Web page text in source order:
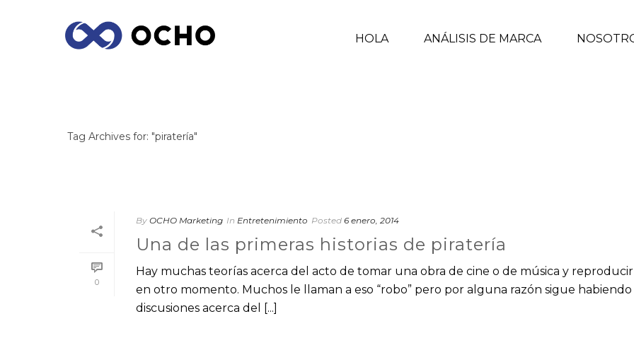
HOLA ANÁLISIS DE MARCA
Tag Archives for: "piratería"
0
By OCHO Marketing In Entretenimiento Posted 6 enero, 2014
Una de las primeras historias de piratería
Hay muchas teorías acerca del acto de tomar una obra de cine o de música y
en otro momento. Muchos le llaman a eso “robo” pero por alguna razón sigue habiendo
discusiones acerca del [...]